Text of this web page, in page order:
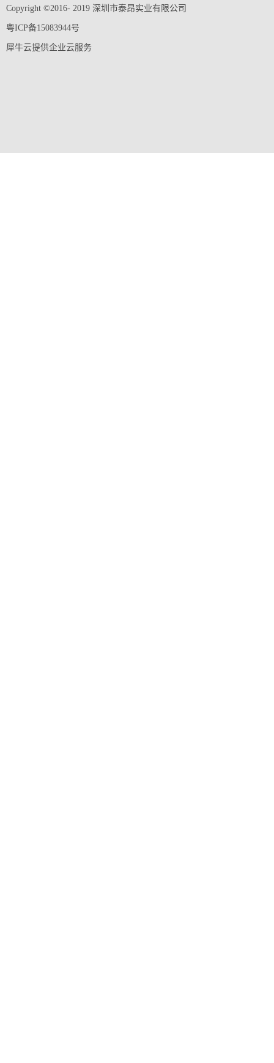
Copyright ©2016- 2019 深圳市泰昂实业有限公司
粤ICP备15083944号
犀牛云提供企业云服务